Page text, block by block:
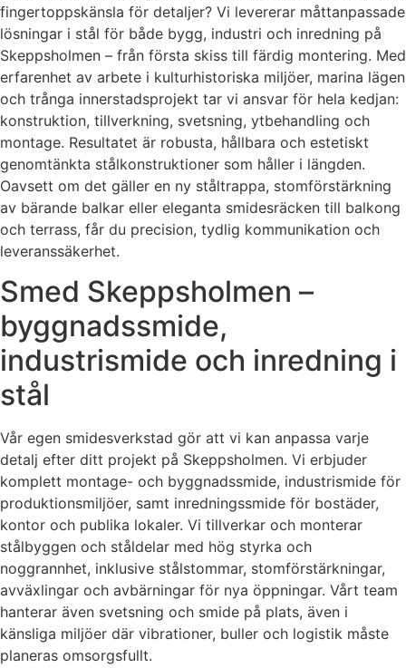
fingertoppskänsla för detaljer? Vi levererar måttanpassade
lösningar i stål för både bygg, industri och inredning på
Skeppsholmen – från första skiss till färdig montering. Med
erfarenhet av arbete i kulturhistoriska miljöer, marina lägen
och trånga innerstadsprojekt tar vi ansvar för hela kedjan:
konstruktion, tillverkning, svetsning, ytbehandling och
montage. Resultatet är robusta, hållbara och estetiskt
genomtänkta stålkonstruktioner som håller i längden.
Oavsett om det gäller en ny ståltrappa, stomförstärkning
av bärande balkar eller eleganta smidesräcken till balkong
och terrass, får du precision, tydlig kommunikation och
leveranssäkerhet.
Smed Skeppsholmen –
byggnadssmide,
industrismide och inredning i
stål
Vår egen smidesverkstad gör att vi kan anpassa varje
detalj efter ditt projekt på Skeppsholmen. Vi erbjuder
komplett montage- och byggnadssmide, industrismide för
produktionsmiljöer, samt inredningssmide för bostäder,
kontor och publika lokaler. Vi tillverkar och monterar
stålbyggen och ståldelar med hög styrka och
noggrannhet, inklusive stålstommar, stomförstärkningar,
avväxlingar och avbärningar för nya öppningar. Vårt team
hanterar även svetsning och smide på plats, även i
känsliga miljöer där vibrationer, buller och logistik måste
planeras omsorgsfullt.